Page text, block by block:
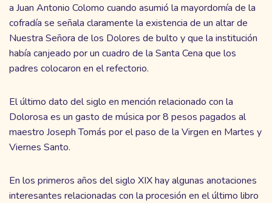
a Juan Antonio Colomo cuando asumió la mayordomía de la
cofradía se señala claramente la existencia de un altar de
Nuestra Señora de los Dolores de bulto y que la institución
había canjeado por un cuadro de la Santa Cena que los
padres colocaron en el refectorio.
El último dato del siglo en mención relacionado con la
Dolorosa es un gasto de música por 8 pesos pagados al
maestro Joseph Tomás por el paso de la Virgen en Martes y
Viernes Santo.
En los primeros años del siglo XIX hay algunas anotaciones
interesantes relacionadas con la procesión en el último libro